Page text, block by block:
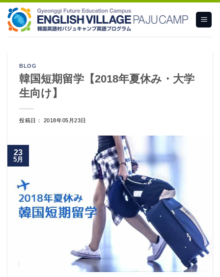
content
BLOG
韓国短期留学【2018年夏休み・大学
生向け】
投稿日： 2018年05月23日
23
5月